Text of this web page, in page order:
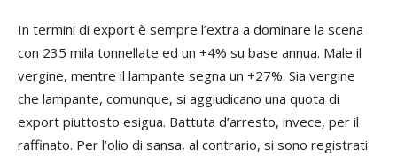
In termini di export è sempre l’extra a dominare la scena
con 235 mila tonnellate ed un +4% su base annua. Male il
vergine, mentre il lampante segna un +27%. Sia vergine
che lampante, comunque, si aggiudicano una quota di
export piuttosto esigua. Battuta d’arresto, invece, per il
raffinato. Per l’olio di sansa, al contrario, si sono registrati